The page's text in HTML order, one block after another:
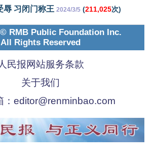
辱 习闭门称王 2024/3/5 (211,025次)
RMB Public Foundation Inc.
All Rights Reserved
人民报网站服务条款
关于我们
editor@renminbao.com